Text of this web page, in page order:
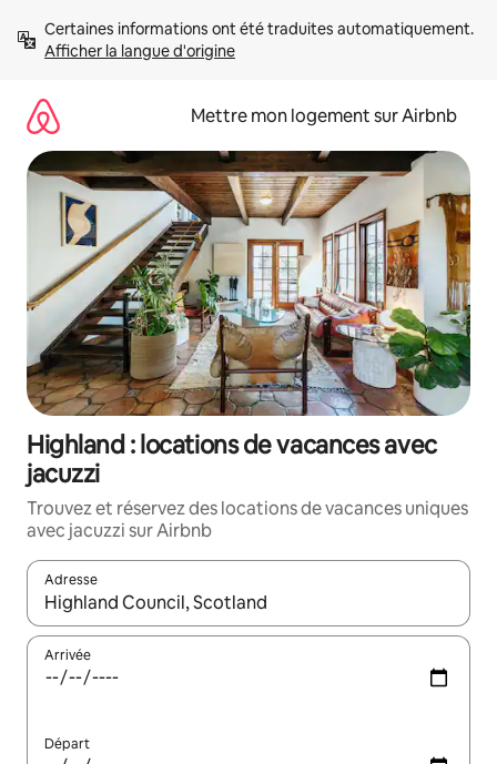
directement
Afficher la langue d'origine
Mettre mon logement sur Airbnb
Highland : locations de vacances avec
jacuzzi
Trouvez et réservez des locations de vacances uniques
avec jacuzzi sur Airbnb
Adresse
Lorsque les résultats s'affichent, utilisez les flèches vers le
Arrivée
Départ